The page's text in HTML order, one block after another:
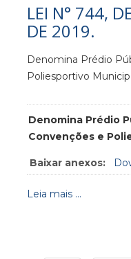
LEI N° 744,
DE 2019.
Denomina Prédio
Poliesportivo
Denomina Prédio
Convenções e
Baixar anexos:
Leia mais ...